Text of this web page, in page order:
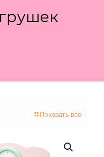
Показать все